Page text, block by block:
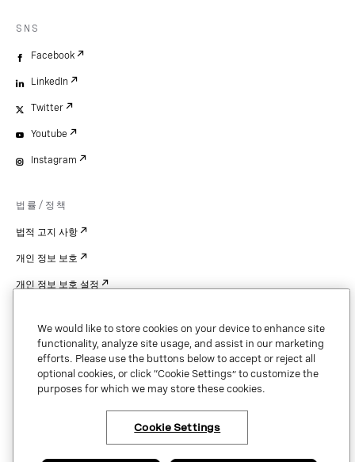
Copyright © 2026 Vonage. All rights reserved. VONAGE®, the V logo ( ®),
SNS
Facebook
LinkedIn
Twitter
Youtube
Instagram
법률/정책
법적 고지 사항
개인 정보 보호
개인 정보 보호 설정
저작권
보안 및 신뢰
We would like to store cookies on your device to enhance site
functionality, analyze site usage, and assist in our marketing
efforts. Please use the buttons below to accept or reject all
optional cookies, or click “Cookie Settings” to customize the
purposes for which we may store these cookies.
Cookie Settings